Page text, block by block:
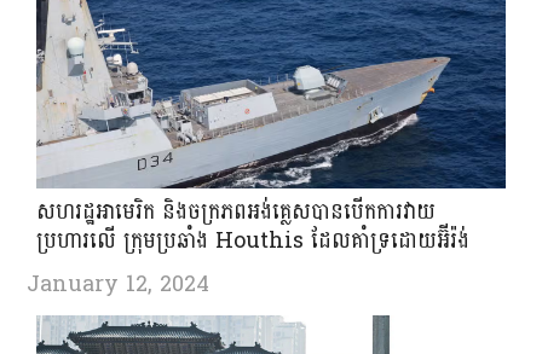
សហរដ្ឋ​អាមេរិក និង​ចក្រភព​អង់គ្លេសបានបើក​ការ​វាយ​
ប្រហារលើ ​ក្រុមប្រឆាំង Houthis ដែល​គាំទ្រ​ដោយ​អ៊ីរ៉ង់​
January 12, 2024